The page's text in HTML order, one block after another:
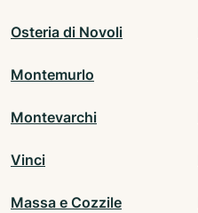
Osteria di Novoli
Montemurlo
Montevarchi
Vinci
Massa e Cozzile